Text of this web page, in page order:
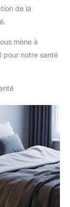
de la
mène à
pour notre santé